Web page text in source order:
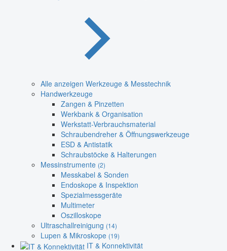
Alle anzeigen Werkzeuge & Messtechnik
Handwerkzeuge
Zangen & Pinzetten
Werkbank & Organisation
Werkstatt-Verbrauchsmaterial
Schraubendreher & Öffnungswerkzeuge
ESD & Antistatik
Schraubstöcke & Halterungen
Messinstrumente (2)
Messkabel & Sonden
Endoskope & Inspektion
Spezialmessgeräte
Multimeter
Oszilloskope
Ultraschallreinigung (14)
Lupen & Mikroskope (19)
IT & Konnektivität